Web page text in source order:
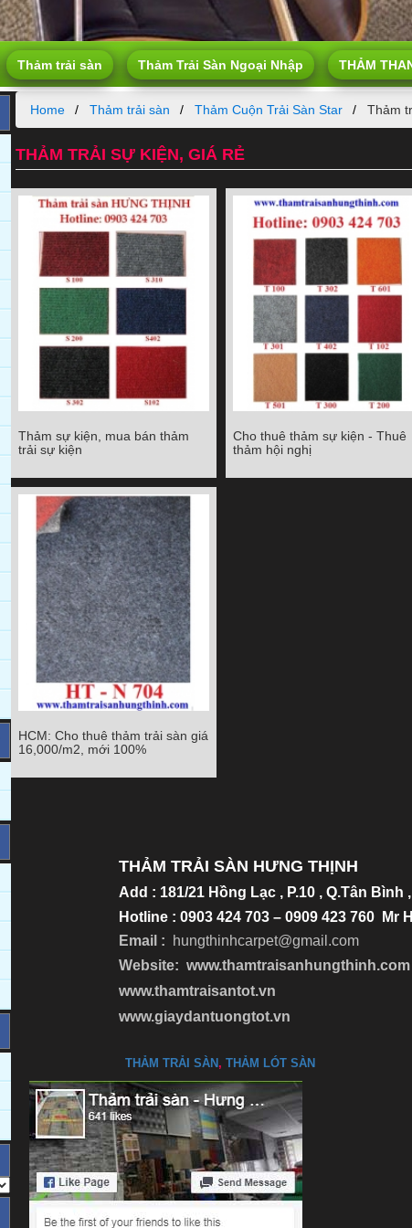
Thảm trải sàn Thảm Trải Sàn Ngoại Nhập THẢM
Home Thảm trải sàn Thảm Cuộn Trải Sàn Star Thảm
THẢM TRẢI SỰ KIỆN, GIÁ RẺ
Thảm sự kiện, mua bán thảm trải
Chi tiết
Thảm sự kiện, mua bán thảm
trải sự kiện
Cho thuê thảm sự kiện - Thuê
Cho thuê thảm sự kiện - Thuê
thảm hội nghị
HCM: Cho thuê thảm trải sàn giá
HCM: Cho thuê thảm trải sàn giá
16,000/m2, mới 100%
THẢM TRẢI SÀN HƯNG THỊNH
Add : 181/21 Hồng Lạc , P.10 , Q.Tân Bình
Hotline : 0903 424 703 – 0909 423 760 Mr
Email :
hungthinhcarpet@gmail.com
Website: www.thamtraisanhungthinh.com
www.thamtraisantot.vn
www.giaydantuongtot.vn
THẢM TRẢI SÀN, THẢM LÓT SÀN